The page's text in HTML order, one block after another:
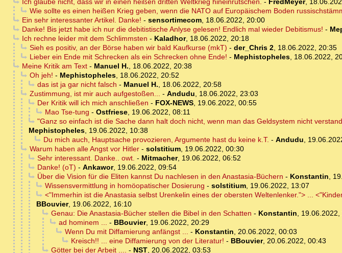
Ich glaube nicht, dass wir in einen heißen dritten Weltkrieg hineinrutschen. - FredMeyer,
Wie sollte es einen heißen Krieg geben, wenn die NATO auf Europäischem Boden
Ein sehr interessanter Artikel. Danke! - sensortimecom, 18.06.2022, 20:00
Danke! Bis jetzt habe ich nur die debitistische Anlyse gelesen! Endlich mal wieder Debitismus! -
Ich rechne leider mit dem Schlimmsten - Kaladhor, 18.06.2022, 20:18
Sieh es positiv, an der Börse haben wir bald Kaufkurse (mkT) - der_Chris 2, 18.06.2022, 20:35
Lieber ein Ende mit Schrecken als ein Schrecken ohne Ende! - Mephistopheles, 18.06.2022,
Meine Kritik am Text- Manuel H., 18.06.2022, 20:38
Oh jeh! - Mephistopheles, 18.06.2022, 20:52
das ist ja gar nicht falsch - Manuel H., 18.06.2022, 20:58
Zustimmung, ist mir auch aufgestoßen... - Andudu, 18.06.2022, 23:03
Der Kritik will ich mich anschließen - FOX-NEWS, 19.06.2022, 00:55
Mao Tse-tung - Ostfriese, 19.06.2022, 08:11
"Ganz so einfach ist die Sache dann halt doch nicht, wenn man das Geldsystem nicht
Mephistopheles, 19.06.2022, 10:38
Du mich auch, Hauptsache provozieren, Argumente hast du keine k.T. - Andudu,
Warum haben alle Angst vor Hitler- solstitium, 19.06.2022, 00:30
Sehr interessant. Danke.. owt. - Mitmacher, 19.06.2022, 06:52
Danke! (oT) - Ankawor, 19.06.2022, 09:54
Über die Vision für die Eliten kannst Du nachlesen in den Anastasia-Büchern - Konstantin,
Wissensvermittlung in homöopatischer Dosierung - solstitium, 19.06.2022, 13:07
<"Immerhin ist die Anastasia selbst Urenkelin eines der obersten Weltenlenker."> ...
BBouvier, 19.06.2022, 16:10
Genau: Die Anastasia-Bücher stellen die Bibel in den Schatten - Konstantin, 19.06.2022,
ad hominem ... - BBouvier, 19.06.2022, 20:29
Wenn Du mit Diffamierung anfängst ... - Konstantin, 20.06.2022, 00:03
Kreisch!! ... eine Diffamierung von der Literatur! - BBouvier, 20.06.2022, 00:43
Götter bei der Arbeit .... - NST, 20.06.2022, 03:53